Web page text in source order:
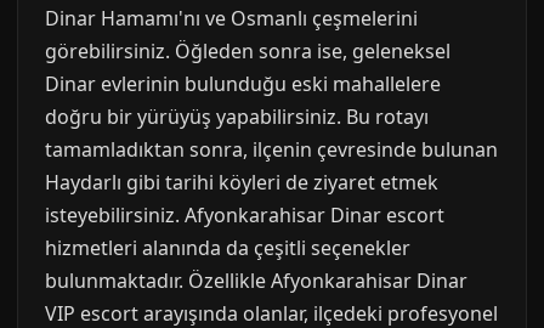
Dinar Hamamı'nı ve Osmanlı çeşmelerini
görebilirsiniz. Öğleden sonra ise, geleneksel
Dinar evlerinin bulunduğu eski mahallelere
doğru bir yürüyüş yapabilirsiniz. Bu rotayı
tamamladıktan sonra, ilçenin çevresinde bulunan
Haydarlı gibi tarihi köyleri de ziyaret etmek
isteyebilirsiniz. Afyonkarahisar Dinar escort
hizmetleri alanında da çeşitli seçenekler
bulunmaktadır. Özellikle Afyonkarahisar Dinar
VIP escort arayışında olanlar, ilçedeki profesyonel